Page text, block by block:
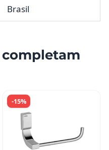
Brasil
completam
-15%